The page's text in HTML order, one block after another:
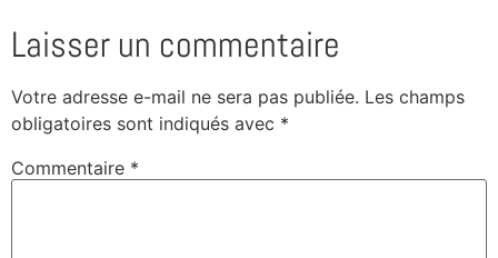
Laisser un commentaire
Votre adresse e-mail ne sera pas publiée. Les champs
obligatoires sont indiqués avec *
Commentaire *